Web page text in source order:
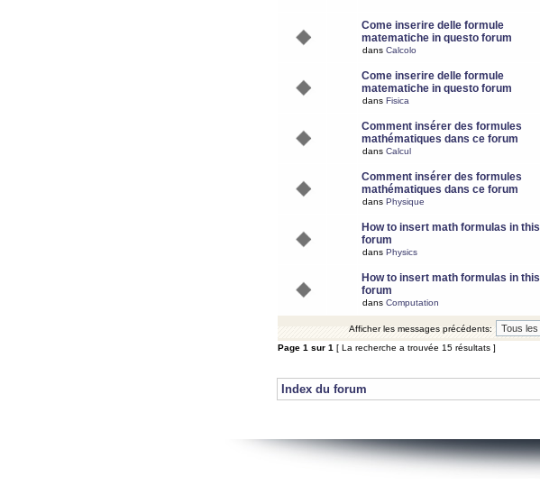
Come inserire delle formule
matematiche in questo forum
dans Calcolo
Come inserire delle formule
matematiche in questo forum
dans Fisica
Comment insérer des formules
mathématiques dans ce forum
dans Calcul
Comment insérer des formules
mathématiques dans ce forum
dans Physique
How to insert math formulas in this
forum
dans Physics
How to insert math formulas in this
forum
dans Computation
Afficher les messages précédents:
Page 1 sur 1 [ La recherche a trouvée 15 résultats ]
Index du forum